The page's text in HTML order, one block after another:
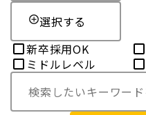
選択する
新卒採用OK
ミドルレベル